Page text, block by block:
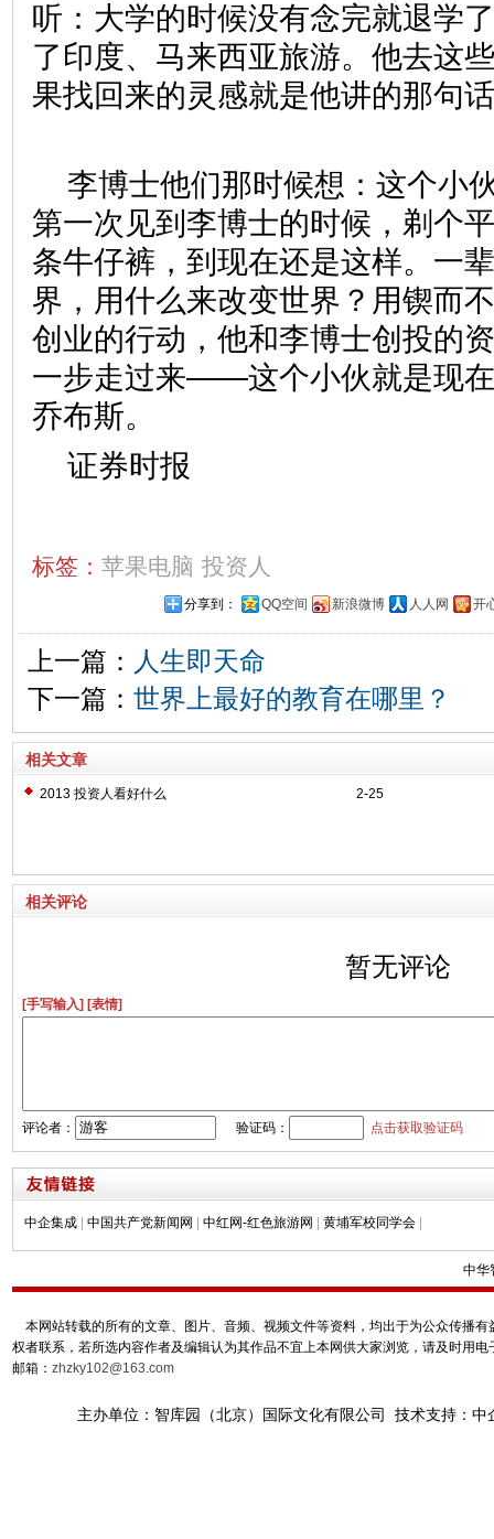
听：大学的时候没有念完就退学
了印度、马来西亚旅游。他去这
果找回来的灵感就是他讲的那句
李博士他们那时候想：这个小
第一次见到李博士的时候，剃个
条牛仔裤，到现在还是这样。一
界，用什么来改变世界？用锲而
创业的行动，他和李博士创投的
一步走过来——这个小伙就是现在
乔布斯。
证券时报
标签： 苹果电脑 投资人
分享到： QQ空间 新浪微博 人人网 开
上一篇： 人生即天命
下一篇： 世界上最好的教育在哪里？
相关文章
2-25
2013 投资人看好什么
相关评论
暂无评论
[手写输入] [表情]
评论者： 验证码： 点击获取验证码
中企集成 中国共产党新闻网 中红网-红色旅游网 黄埔军校同学会
中华
本网站转载的所有的文章、图片、音频、视频文件等资料，均出于为公众传播
权者联系，若所选内容作者及编辑认为其作品不宜上本网供大家浏览，请及时用
邮箱： zhzky102@163.com
主办单位：智库园（北京）国际文化有限公司 技术支持：